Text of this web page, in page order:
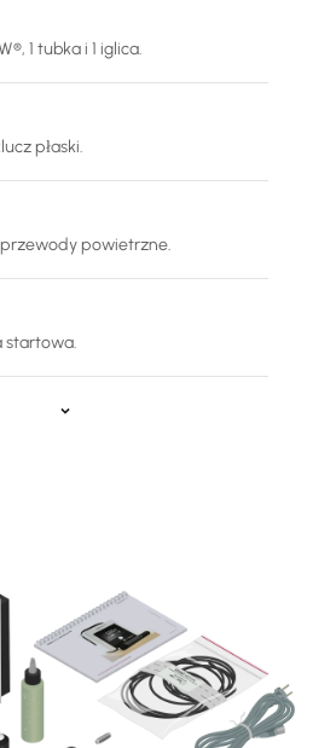
1 tubka i 1 iglica.
płaski.
przewody powietrzne.
startowa.